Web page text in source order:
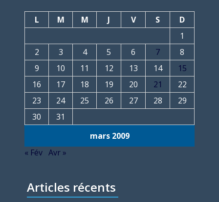
mars 2009
L M M J V S
D
1
2
3 4 5 6 7
8
9
10 11 12 13 14
15
16
17 18 19 20 21
22
23
24 25 26 27 28
29
30
31
« Fév Avr »
Articles récents